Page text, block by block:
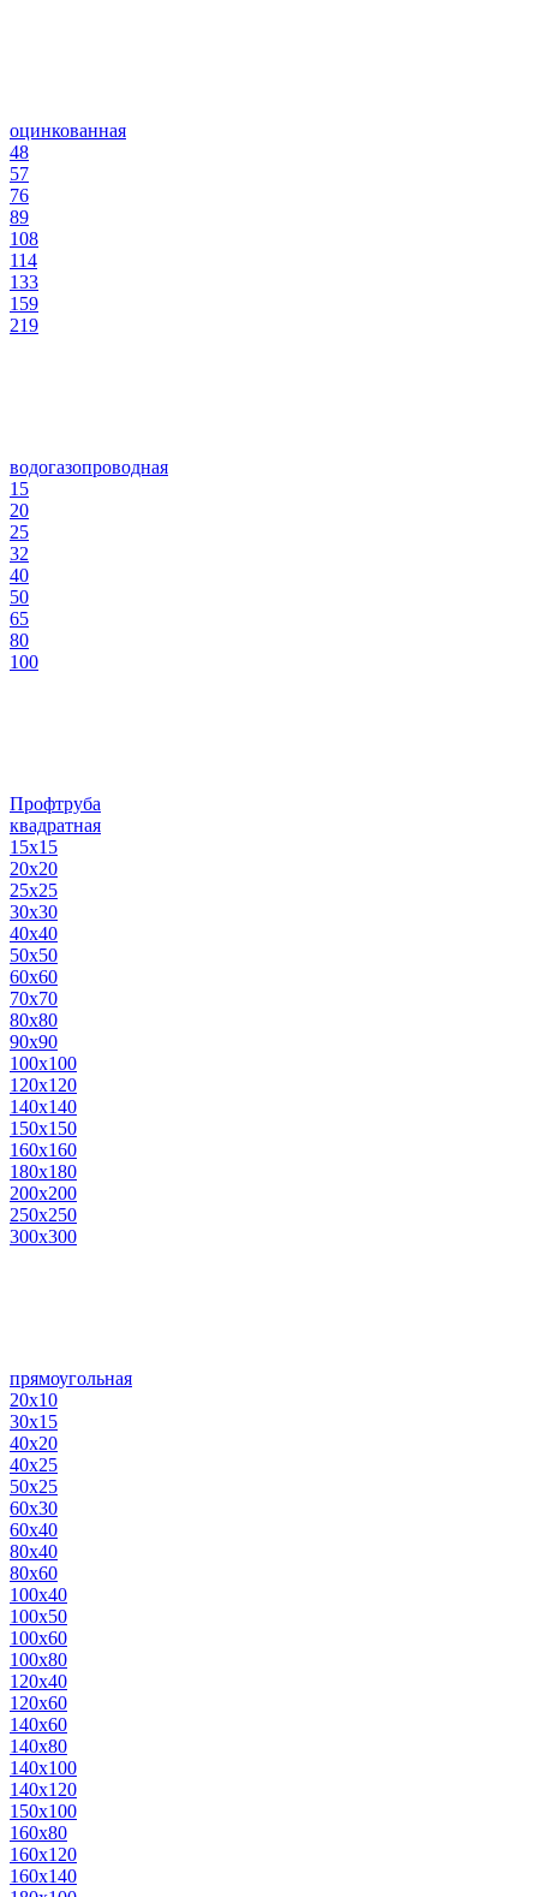
оцинкованная
48
57
76
89
108
114
133
159
219
водогазопроводная
15
20
25
32
40
50
65
80
100
Профтруба
квадратная
15х15
20х20
25х25
30х30
40х40
50х50
60х60
70х70
80х80
90х90
100х100
120х120
140х140
150х150
160х160
180х180
200х200
250х250
300х300
прямоугольная
20х10
30х15
40х20
40х25
50х25
60х30
60х40
80х40
80х60
100х40
100х50
100х60
100х80
120х40
120х60
140х60
140х80
140х100
140х120
150х100
160х80
160х120
160х140